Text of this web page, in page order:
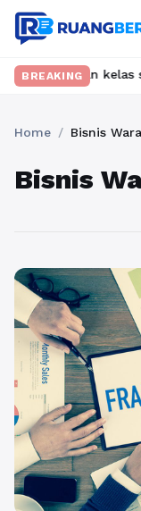
BREAKINGkelas seru
Home / Bisnis
Bisnis